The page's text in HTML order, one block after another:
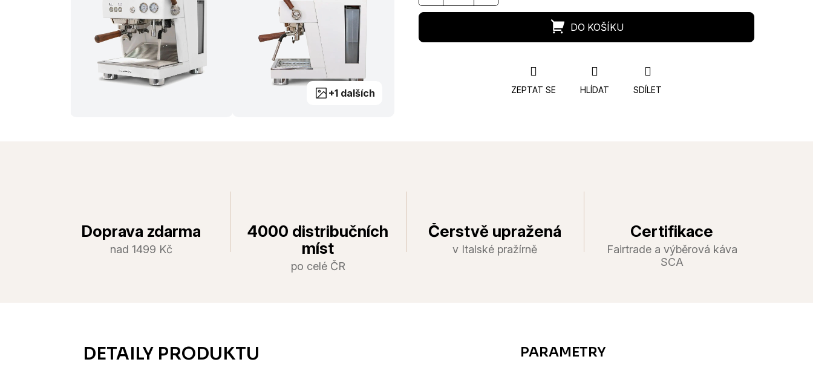
+1 dalších ZEPTAT SE HLÍDAT SDÍLET
Doprava zdarma
nad 1499 Kč
4000 distribučních
míst
po celé ČR
Čerstvě upražená
v Italské pražírně
Certifikace
Fairtrade a výběrová káva
SCA